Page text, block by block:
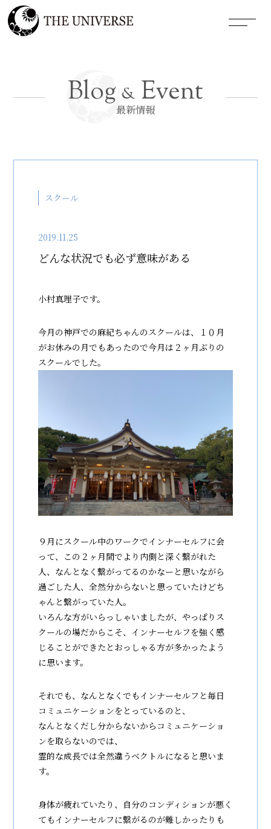
Blog & Event
最新情報
スクール
2019.11.25
どんな状況でも必ず意味がある
小村真理子です。
今月の神戸での麻紀ちゃんのスクールは、１０月
がお休みの月でもあったので今月は２ヶ月ぶりの
スクールでした。
９月にスクール中のワークでインナーセルフに会
って、この２ヶ月間でより内側と深く繋がれた
人、なんとなく繋がってるのかなーと思いながら
過ごした人、全然分からないと思っていたけどち
ゃんと繋がっていた人。
いろんな方がいらっしゃいましたが、やっぱりス
クールの場だからこそ、インナーセルフを強く感
じることができたとおっしゃる方が多かったよう
に思います。
それでも、なんとなくでもインナーセルフと毎日
コミュニケーションをとっているのと、
なんとなくだし分からないからコミュニケーショ
ンを取らないのでは、
霊的な成長では全然違うベクトルになると思いま
す。
身体が疲れていたり、自分のコンディションが悪く
てもインナーセルフに繋がるのが難しかったりも